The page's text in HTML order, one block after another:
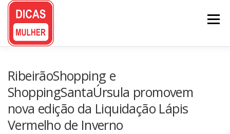
Pular
conteúdo
Menu
RibeirãoShopping e
ShoppingSantaÚrsula promovem
nova edição da Liquidação Lápis
Vermelho de Inverno